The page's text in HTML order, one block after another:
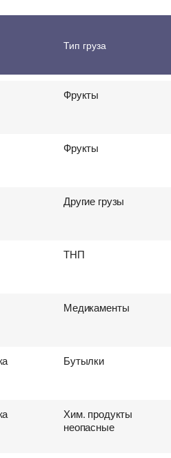
Тип груза
Одежда
Фрукты
Фрукты
Другие грузы
ТНП
Медикаменты
Бутылки
Хим. продукты
неопасные